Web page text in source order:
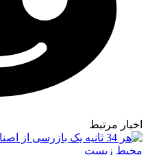
اخبار مرتبط
محیط زیست